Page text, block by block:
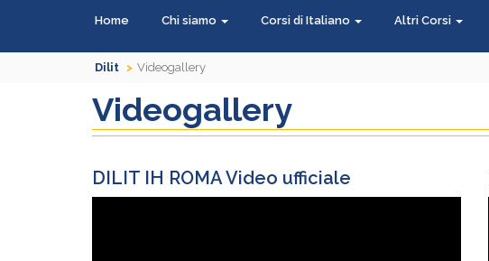
Home Chi siamo Corsi di Italiano Altri Corsi
Dilit Videogallery
Videogallery
DILIT IH ROMA Video ufficiale